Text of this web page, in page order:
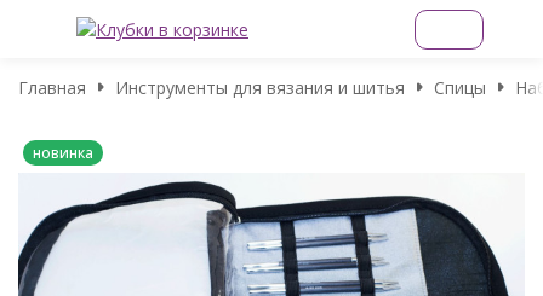
Главная Инструменты для вязания и шитья Спицы
новинка